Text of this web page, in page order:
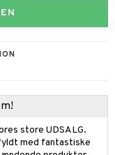
store UDSALG.
med fantastiske